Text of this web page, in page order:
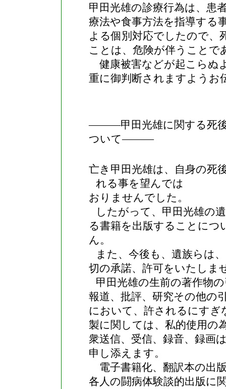
甲田光雄の診療行為は、患
療法や食事方法を指導する
よる個別対応でしたので、
ことは、危険が伴うことで
健康被害などが起こらぬ
重に御判断されますようお
―――甲田光雄に関する死後
ついて―――
亡き甲田光雄は、自身の死
れる事を望んでは
おりませんでした。
したがって、甲田光雄の
る書籍を出版することにつ
ん。
また、今後も、遺族らは
切の承諾、許可をいたしま
甲田光雄の生前の著作物
報道、批評、研究その他の
において、許されるにすぎ
製に関しては、私的使用の
衆送信、受信、録音、録画
申し添えます。
電子書籍化、翻訳本の出
各人の闘病体験談的出版に